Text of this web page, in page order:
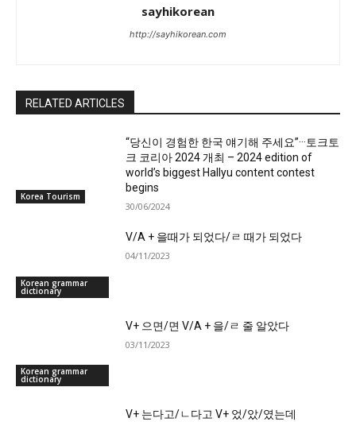
sayhikorean
http://sayhikorean.com
RELATED ARTICLES
Korea Tourism
“당신이 경험한 한국 얘기해 주세요”···토크토
크 코리아 2024 개최 – 2024 edition of
world’s biggest Hallyu content contest
begins
30/06/2024
Korean grammar
dictionary
V/A + 을때가 되었다/ㄹ 때가 되었다
04/11/2023
Korean grammar
dictionary
V+ 으면/면 V/A + 을/ㄹ 줄 알았다
03/11/2023
V+ 는다고/ㄴ다고 V+ 었/았/였는데